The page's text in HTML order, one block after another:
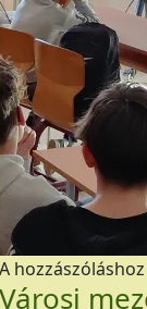
A
Városi